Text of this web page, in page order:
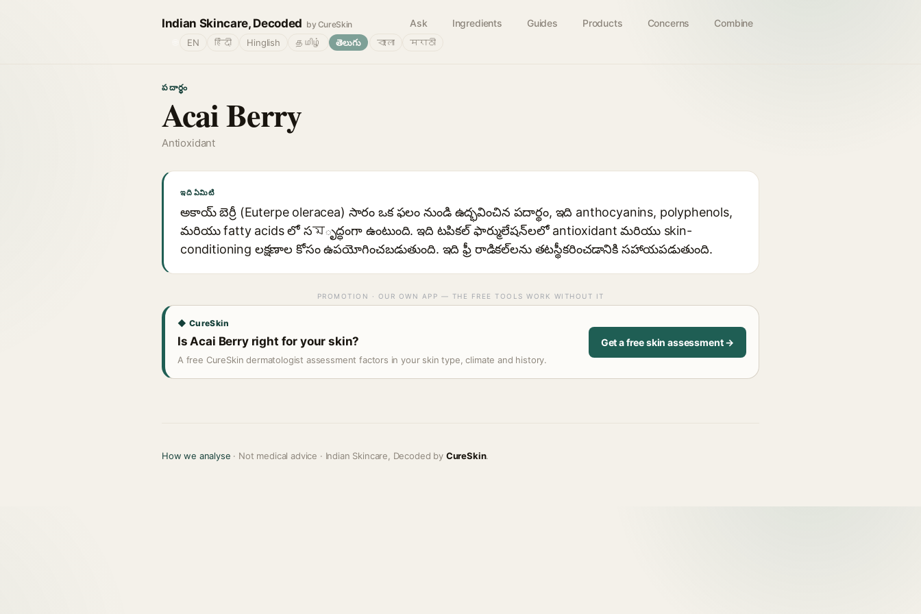
Indian Skincare, Decoded by CureSkin Ask Ingredients Guides Products Concerns Combine
EN हिंदी Hinglish தமிழ் తెలుగు বাংলা मराठी
పదార్థం
Acai Berry
Antioxidant
ఇది ఏమిటి
అకాయ్ బెర్రీ (Euterpe oleracea) సారం ఒక ఫలం నుండి ఉద్భవించిన పదార్థం, ఇది anthocyanins, polyphenols,
మరియు fatty acids లో సমృద్ధంగా ఉంటుంది. ఇది టపికల్ ఫార్ములేషన్‌లలో antioxidant మరియు skin-
conditioning లక్షణాల కోసం ఉపయోగించబడుతుంది. ఇది ఫ్రీ రాడికల్‌లను తటస్థీకరించడానికి సహాయపడుతుంది.
PROMOTION · OUR OWN APP — THE FREE TOOLS WORK WITHOUT IT
◆ CureSkin
Is Acai Berry right for your skin?
A free CureSkin dermatologist assessment factors in your skin type, climate and history.
Get a free skin assessment →
How we analyse · Not medical advice · Indian Skincare, Decoded by CureSkin.